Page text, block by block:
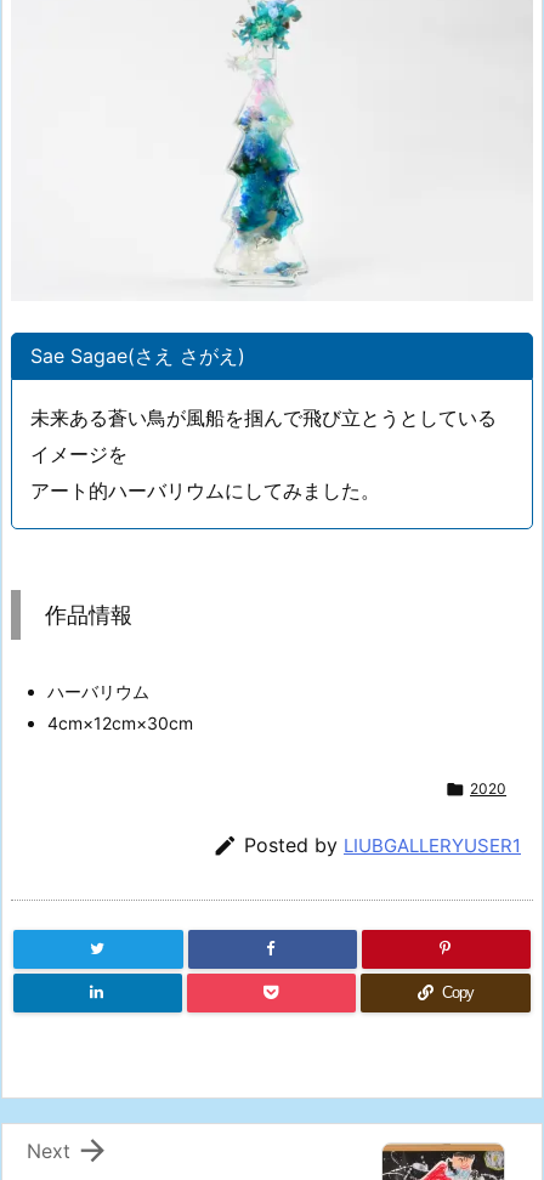
Sae Sagae(さえ さがえ)
未来ある蒼い鳥が風船を掴んで飛び立とうとしている
イメージを
アート的ハーバリウムにしてみました。
作品情報
ハーバリウム
4cm×12cm×30cm
 2020
 Posted by LIUBGALLERYUSER1
Copy

Next